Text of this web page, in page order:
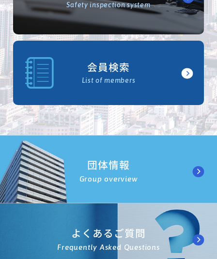
Safety inspection system
会員検索
List of members
団体情報
Group overview
よくあるご質問
Frequently Asked Questions